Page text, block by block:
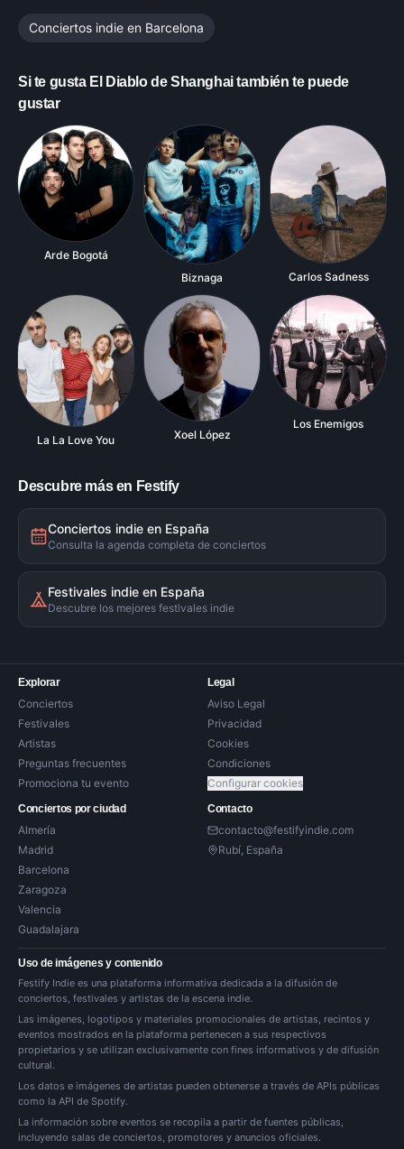
Conciertos indie en Barcelona
Si te gusta El Diablo de Shanghaitambién te puede
gustar
Arde Bogotá
Biznaga
Carlos Sadness
La La Love You Xoel López
Los Enemigos
Descubre más en Festify
Conciertos indie en España
Consulta la agenda completa de conciertos
Festivales indie en España
Descubre los mejores festivales indie
Explorar
Conciertos
Festivales
Artistas
Preguntas frecuentes
Promociona tu evento
Legal
Aviso Legal
Privacidad
Cookies
Condiciones
Configurar cookies
Conciertos por ciudad
Almería
Madrid
Barcelona
Zaragoza
Valencia
Guadalajara
Contacto
contacto@festifyindie.com
Rubí, España
Uso de imágenes y contenido
Festify Indie es una plataforma informativa dedicada a la difusión de
conciertos, festivales y artistas de la escena indie.
Las imágenes, logotipos y materiales promocionales de artistas, recintos y
eventos mostrados en la plataforma pertenecen a sus respectivos
propietarios y se utilizan exclusivamente con fines informativos y de difusión
cultural.
Los datos e imágenes de artistas pueden obtenerse a través de APIs públicas
como la API de Spotify.
La información sobre eventos se recopila a partir de fuentes públicas,
incluyendo salas de conciertos, promotores y anuncios oficiales.